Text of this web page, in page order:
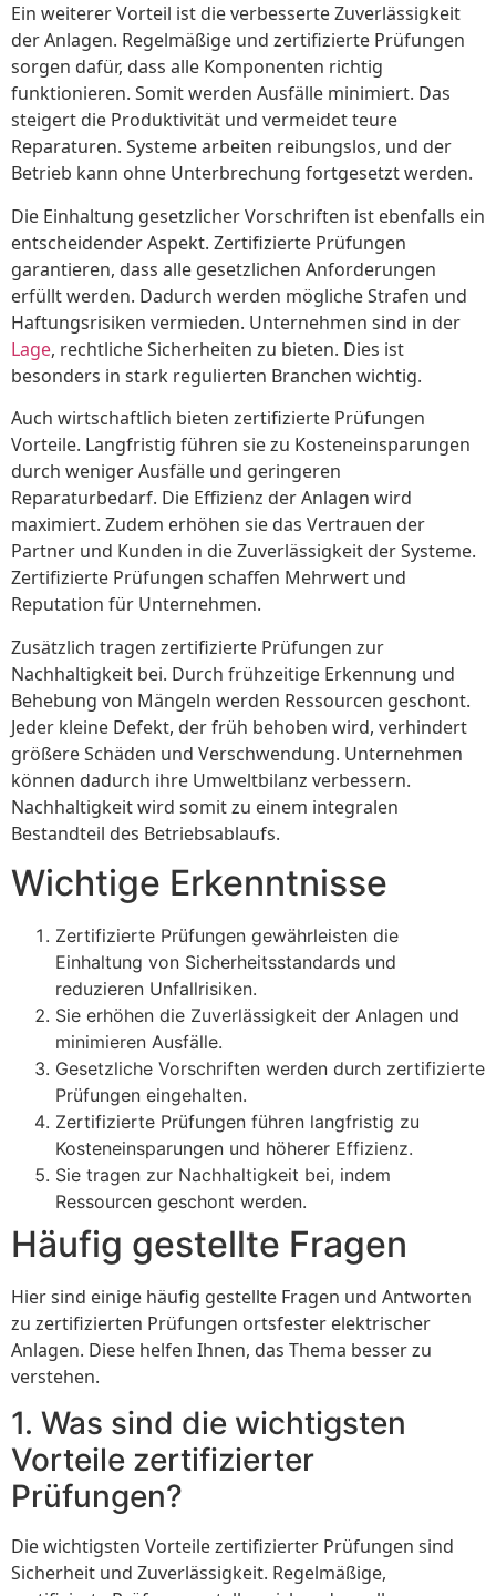
Ein weiterer Vorteil ist die verbesserte Zuverlässigkeit
der Anlagen. Regelmäßige und zertifizierte Prüfungen
sorgen dafür, dass alle Komponenten richtig
funktionieren. Somit werden Ausfälle minimiert. Das
steigert die Produktivität und vermeidet teure
Reparaturen. Systeme arbeiten reibungslos, und der
Betrieb kann ohne Unterbrechung fortgesetzt werden.
Die Einhaltung gesetzlicher Vorschriften ist ebenfalls ein
entscheidender Aspekt. Zertifizierte Prüfungen
garantieren, dass alle gesetzlichen Anforderungen
erfüllt werden. Dadurch werden mögliche Strafen und
Haftungsrisiken vermieden. Unternehmen sind in der
Lage, rechtliche Sicherheiten zu bieten. Dies ist
besonders in stark regulierten Branchen wichtig.
Auch wirtschaftlich bieten zertifizierte Prüfungen
Vorteile. Langfristig führen sie zu Kosteneinsparungen
durch weniger Ausfälle und geringeren
Reparaturbedarf. Die Effizienz der Anlagen wird
maximiert. Zudem erhöhen sie das Vertrauen der
Partner und Kunden in die Zuverlässigkeit der Systeme.
Zertifizierte Prüfungen schaffen Mehrwert und
Reputation für Unternehmen.
Zusätzlich tragen zertifizierte Prüfungen zur
Nachhaltigkeit bei. Durch frühzeitige Erkennung und
Behebung von Mängeln werden Ressourcen geschont.
Jeder kleine Defekt, der früh behoben wird, verhindert
größere Schäden und Verschwendung. Unternehmen
können dadurch ihre Umweltbilanz verbessern.
Nachhaltigkeit wird somit zu einem integralen
Bestandteil des Betriebsablaufs.
Wichtige Erkenntnisse
Zertifizierte Prüfungen gewährleisten die
Einhaltung von Sicherheitsstandards und
reduzieren Unfallrisiken.
Sie erhöhen die Zuverlässigkeit der Anlagen und
minimieren Ausfälle.
Gesetzliche Vorschriften werden durch zertifizierte
Prüfungen eingehalten.
Zertifizierte Prüfungen führen langfristig zu
Kosteneinsparungen und höherer Effizienz.
Sie tragen zur Nachhaltigkeit bei, indem
Ressourcen geschont werden.
Häufig gestellte Fragen
Hier sind einige häufig gestellte Fragen und Antworten
zu zertifizierten Prüfungen ortsfester elektrischer
Anlagen. Diese helfen Ihnen, das Thema besser zu
verstehen.
1. Was sind die wichtigsten
Vorteile zertifizierter
Prüfungen?
Die wichtigsten Vorteile zertifizierter Prüfungen sind
Sicherheit und Zuverlässigkeit. Regelmäßige,